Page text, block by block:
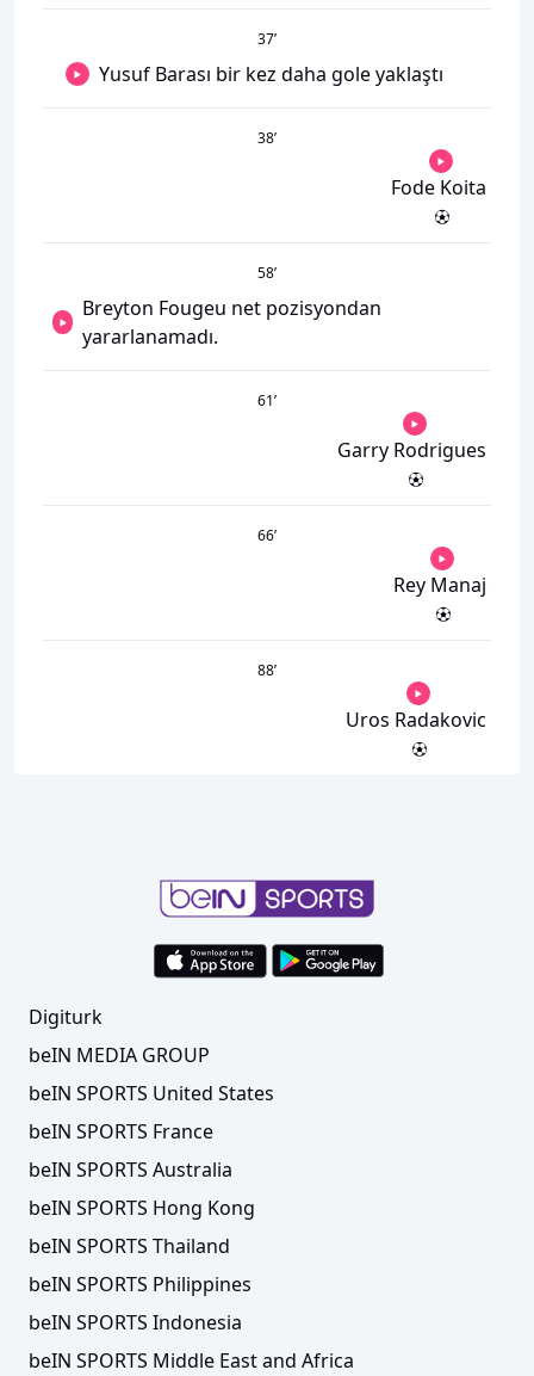
37’
Yusuf Barası bir kez daha gole yaklaştı
38’
Fode Koita
58’
Breyton Fougeu net pozisyondan
yararlanamadı.
61’
Garry Rodrigues
66’
Rey Manaj
88’
Uros Radakovic
Digiturk
beIN MEDIA GROUP
beIN SPORTS United States
beIN SPORTS France
beIN SPORTS Australia
beIN SPORTS Hong Kong
beIN SPORTS Thailand
beIN SPORTS Philippines
beIN SPORTS Indonesia
beIN SPORTS Middle East and Africa